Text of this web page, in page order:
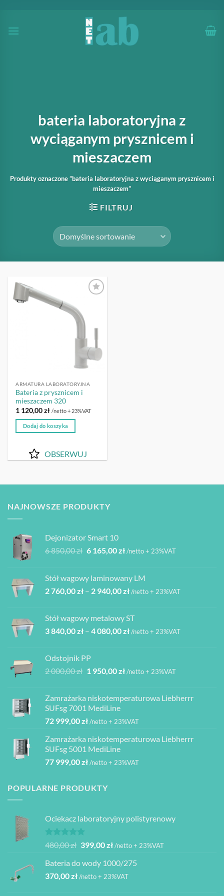
zawartości
bateria laboratoryjna z
wyciąganym prysznicem i
mieszaczem
Produkty oznaczone “bateria laboratoryjna z wyciąganym prysznicem i
mieszaczem”
FILTRUJ
ARMATURA LABORATORYJNA
Bateria z prysznicem i
mieszaczem 320
1 120,00zł /netto + 23%VAT
Dodaj do koszyka
OBSERWUJ
NAJNOWSZE PRODUKTY
Dejonizator Smart 10
6 850,00zł Pierwotna
6
850,00 zł.
6 165,00złAktualna
6
165,00 zł.
/netto + 23%VAT
Stół wagowy laminowany LM
2 760,00zł – 2 940,00złZakres
2
760,00 zł
/netto + 23%VAT
Stół wagowy metalowy ST
3 840,00zł – 4 080,00złZakres
840,00 zł
080,00 zł
/netto + 23%VAT
Odstojnik PP
2 000,00zł Pierwotna
2
000,00 zł.
1 950,00złAktualna
1
/netto + 23%VAT
Zamrażarka niskotemperaturowa Liebherrr
SUFsg 7001 MediLine
72 999,00zł/netto + 23%VAT
Zamrażarka niskotemperaturowa Liebherrr
SUFsg 5001 MediLine
77 999,00zł/netto + 23%VAT
POPULARNE PRODUKTY
Ociekacz laboratoryjny polistyrenowy
Oceniono
na 5
480,00zł Pierwotna
wynosiła:
480,00 zł.
399,00złAktualna
wynosi:
399,00 zł.
/netto + 23%VAT
Bateria do wody 1000/275
370,00zł/netto + 23%VAT